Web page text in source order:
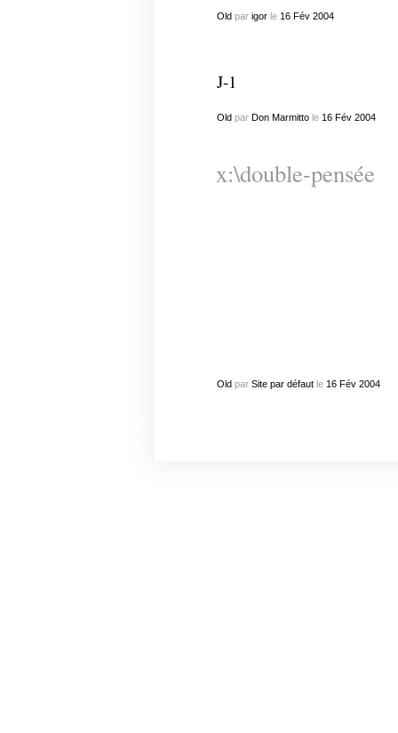
Oldpar igorle 16 Fév 2004
J-1
Oldpar Don Marmittole 16 Fév 2004
x:\double-pensée
Old par Site par défautle 16 Fév 2004